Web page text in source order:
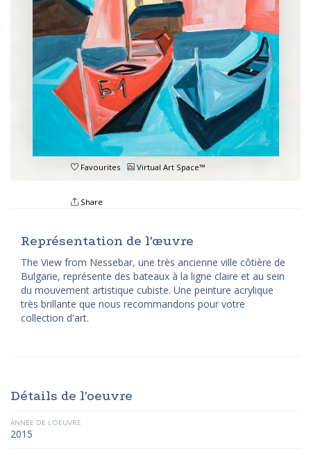
Favourites Virtual Art Space™
Share
Représentation de l'œuvre
The View from Nessebar, une très ancienne ville côtière de
Bulgarie, représente des bateaux à la ligne claire et au sein
du mouvement artistique cubiste. Une peinture acrylique
très brillante que nous recommandons pour votre
collection d'art.
Détails de l'oeuvre
ANNÉE DE L'OEUVRE
2015